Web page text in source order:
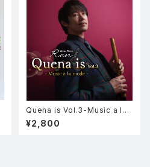
Quena is Vol.3-Music a la
mode-
¥2,800